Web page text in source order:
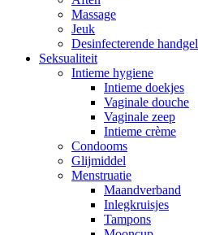
Massage
Jeuk
Desinfecterende handgel
Seksualiteit
Intieme hygiene
Intieme doekjes
Vaginale douche
Vaginale zeep
Intieme crème
Condooms
Glijmiddel
Menstruatie
Maandverband
Inlegkruisjes
Tampons